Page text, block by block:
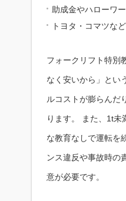
助成金やハローワ
トヨタ・コマツな
フォークリフト特別
なく安いから」とい
ルコストが膨らんだ
ります。 また、1t
な教育なしで運転を
ンス違反や事故時の
意が必要です。